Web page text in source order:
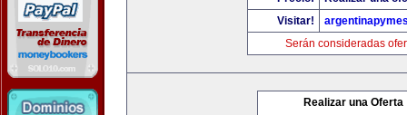
Visitar!
Serán consideradas
Realizar una Oferta